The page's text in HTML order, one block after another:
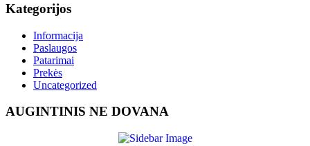
Kategorijos
Informacija
Paslaugos
Patarimai
Prekės
Uncategorized
AUGINTINIS NE DOVANA